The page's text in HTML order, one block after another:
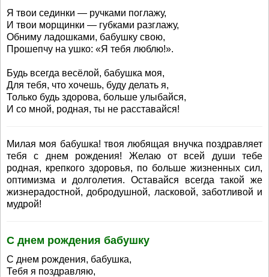
Я твои сединки — ручками поглажу,
И твои морщинки — губками разглажу,
Обниму ладошками, бабушку свою,
Прошепчу на ушко: «Я тебя люблю!».
Будь всегда весёлой, бабушка моя,
Для тебя, что хочешь, буду делать я,
Только будь здорова, больше улыбайся,
И со мной, родная, ты не расставайся!
Милая моя бабушка! твоя любящая внучка поздравляет
тебя с днем рождения! Желаю от всей души тебе
родная, крепкого здоровья, по больше жизненных сил,
оптимизма и долголетия. Оставайся всегда такой же
жизнерадостной, добродушной, ласковой, заботливой и
мудрой!
С днем рождения бабушку
С днем рождения, бабушка,
Тебя я поздравляю,